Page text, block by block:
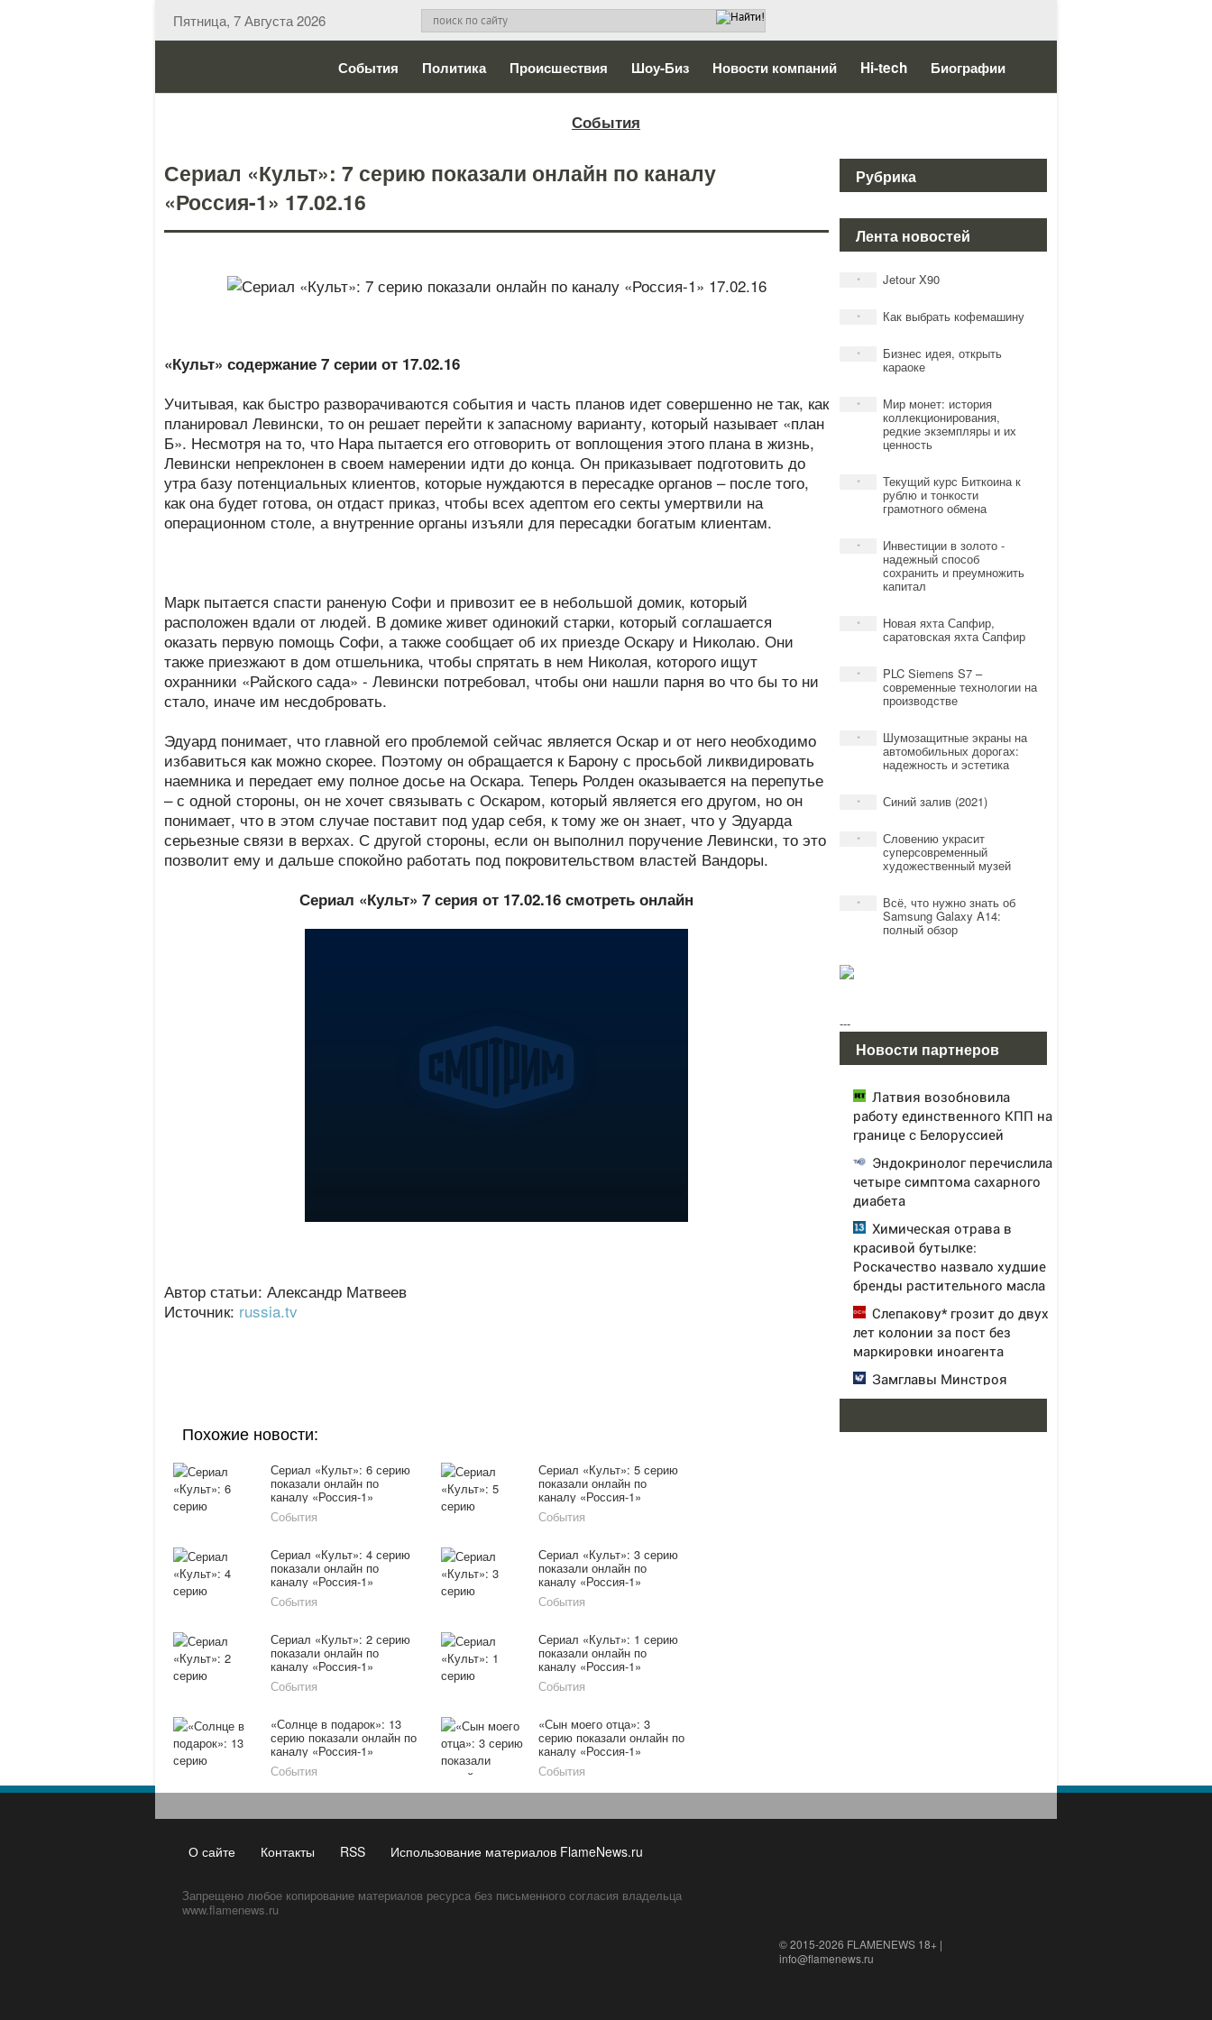
Пятница, 7 Августа 2026
События Политика Происшествия Шоу-Биз Новости компаний Hi-tech Биографии
События
Сериал «Культ»: 7 серию показали онлайн по каналу
«Россия-1» 17.02.16
«Культ» содержание 7 серии от 17.02.16
Учитывая, как быстро разворачиваются события и часть планов идет совершенно не так, как
планировал Левински, то он решает перейти к запасному варианту, который называет «план
Б». Несмотря на то, что Нара пытается его отговорить от воплощения этого плана в жизнь,
Левински непреклонен в своем намерении идти до конца. Он приказывает подготовить до
утра базу потенциальных клиентов, которые нуждаются в пересадке органов – после того,
как она будет готова, он отдаст приказ, чтобы всех адептом его секты умертвили на
операционном столе, а внутренние органы изъяли для пересадки богатым клиентам.
Марк пытается спасти раненую Софи и привозит ее в небольшой домик, который
расположен вдали от людей. В домике живет одинокий старки, который соглашается
оказать первую помощь Софи, а также сообщает об их приезде Оскару и Николаю. Они
также приезжают в дом отшельника, чтобы спрятать в нем Николая, которого ищут
охранники «Райского сада» - Левински потребовал, чтобы они нашли парня во что бы то ни
стало, иначе им несдобровать.
Эдуард понимает, что главной его проблемой сейчас является Оскар и от него необходимо
избавиться как можно скорее. Поэтому он обращается к Барону с просьбой ликвидировать
наемника и передает ему полное досье на Оскара. Теперь Ролден оказывается на перепутье
– с одной стороны, он не хочет связывать с Оскаром, который является его другом, но он
понимает, что в этом случае поставит под удар себя, к тому же он знает, что у Эдуарда
серьезные связи в верхах. С другой стороны, если он выполнил поручение Левински, то это
позволит ему и дальше спокойно работать под покровительством властей Вандоры.
Сериал «Культ» 7 серия от 17.02.16 смотреть онлайн
Автор статьи: Александр Матвеев
Источник: russia.tv
Похожие новости:
Сериал «Культ»: 6 серию
показали онлайн по
каналу «Россия-1»
16.02.16
События
Сериал «Культ»: 5 серию
показали онлайн по
каналу «Россия-1»
16.02.16
События
Сериал «Культ»: 4 серию
показали онлайн по
каналу «Россия-1»
16.02.16
События
Сериал «Культ»: 3 серию
показали онлайн по
каналу «Россия-1»
15.02.16
События
Сериал «Культ»: 2 серию
показали онлайн по
каналу «Россия-1»
15.02.16
События
Сериал «Культ»: 1 серию
показали онлайн по
каналу «Россия-1»
15.02.16
События
«Солнце в подарок»: 13
серию показали онлайн по
каналу «Россия-1»
08.02.16
События
«Сын моего отца»: 3
серию показали онлайн по
каналу «Россия-1»
18.01.16
События
Рубрика
Лента новостей
* Jetour X90
* Как выбрать кофемашину
* Бизнес идея, открыть
караоке
* Мир монет: история
коллекционирования,
редкие экземпляры и их
ценность
* Текущий курс Биткоина к
рублю и тонкости
грамотного обмена
* Инвестиции в золото -
надежный способ
сохранить и преумножить
капитал
* Новая яхта Сапфир,
саратовская яхта Сапфир
* PLC Siemens S7 –
современные технологии на
производстве
* Шумозащитные экраны на
автомобильных дорогах:
надежность и эстетика
* Синий залив (2021)
* Словению украсит
суперсовременный
художественный музей
* Всё, что нужно знать об
Samsung Galaxy A14:
полный обзор
---
Новости партнеров
Латвия возобновила
работу единственного КПП на
границе с Белоруссией
Эндокринолог перечислила
четыре симптома сахарного
диабета
Химическая отрава в
красивой бутылке:
Роскачество назвало худшие
бренды растительного масла
Слепакову* грозит до двух
лет колонии за пост без
маркировки иноагента
Замглавы Минстроя
Стасишин сравнил качество
О сайте Контакты RSS Использование материалов FlameNews.ru
Запрещено любое копирование материалов ресурса без письменного согласия владельца
www.flamenews.ru
© 2015-2026 FLAMENEWS 18+ |
info@flamenews.ru